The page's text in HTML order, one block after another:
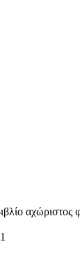
αχώριστος